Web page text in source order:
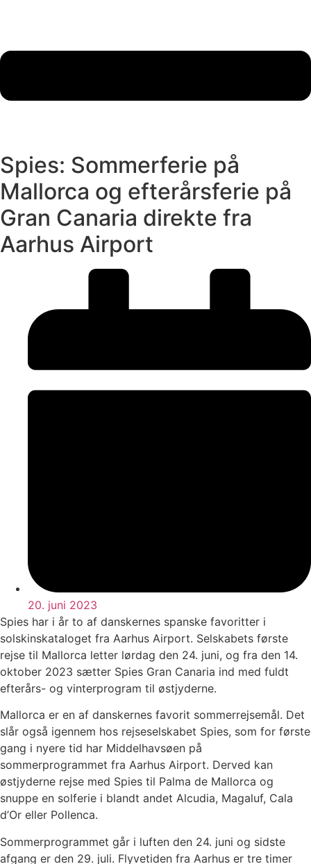
Spies: Sommerferie på
Mallorca og efterårsferie på
Gran Canaria direkte fra
Aarhus Airport
20. juni 2023
Spies har i år to af danskernes spanske favoritter i
solskinskataloget fra Aarhus Airport. Selskabets første
rejse til Mallorca letter lørdag den 24. juni, og fra den 14.
oktober 2023 sætter Spies Gran Canaria ind med fuldt
efterårs- og vinterprogram til østjyderne.
Mallorca er en af danskernes favorit sommerrejsemål. Det
slår også igennem hos rejseselskabet Spies, som for første
gang i nyere tid har Middelhavsøen på
sommerprogrammet fra Aarhus Airport. Derved kan
østjyderne rejse med Spies til Palma de Mallorca og
snuppe en solferie i blandt andet Alcudia, Magaluf, Cala
d’Or eller Pollenca.
Sommerprogrammet går i luften den 24. juni og sidste
afgang er den 29. juli. Flyvetiden fra Aarhus er tre timer